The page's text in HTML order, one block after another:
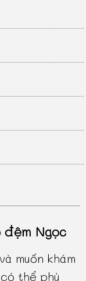
Ngọc
và muốn khám
thể phù